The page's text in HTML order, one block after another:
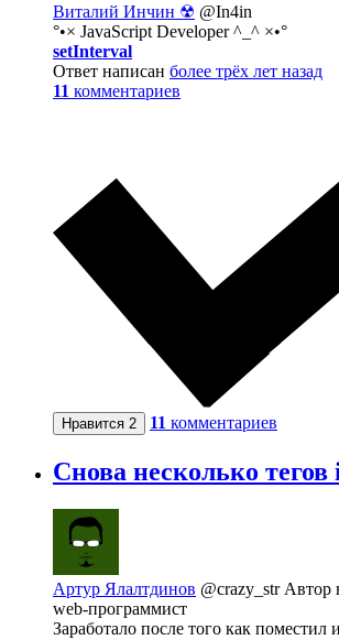
Виталий Инчин ☢ @In4in
°•× JavaScript Developer ^_^ ×•°
setInterval
Ответ написан более трёх лет назад
11 комментариев
Нравится 2 11 комментариев
Снова несколько тегов
Артур Ялалтдинов @crazy_str Автор
web-программист
Заработало после того как поместил